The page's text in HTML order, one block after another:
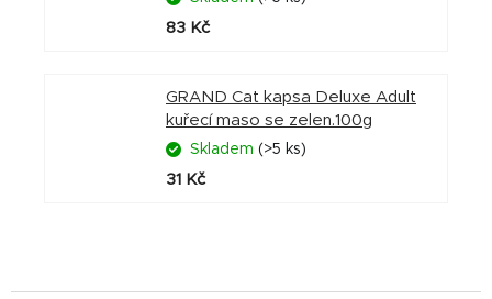
83 Kč
GRAND Cat kapsa Deluxe Adult
kuřecí maso se zelen.100g
Skladem (>5 ks)
31 Kč